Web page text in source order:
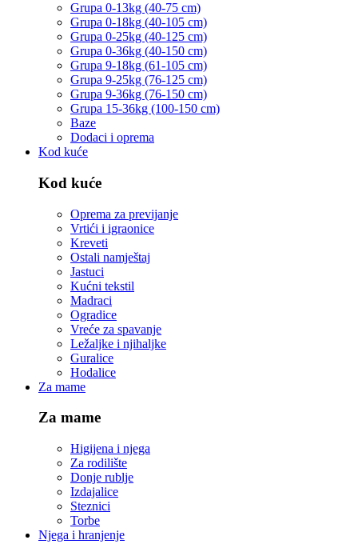
Grupa 0-13kg (40-75 cm)
Grupa 0-18kg (40-105 cm)
Grupa 0-25kg (40-125 cm)
Grupa 0-36kg (40-150 cm)
Grupa 9-18kg (61-105 cm)
Grupa 9-25kg (76-125 cm)
Grupa 9-36kg (76-150 cm)
Grupa 15-36kg (100-150 cm)
Baze
Dodaci i oprema
Kod kuće
Kod kuće
Oprema za previjanje
Vrtići i igraonice
Kreveti
Ostali namještaj
Jastuci
Kućni tekstil
Madraci
Ogradice
Vreće za spavanje
Ležaljke i njihaljke
Guralice
Hodalice
Za mame
Za mame
Higijena i njega
Za rodilište
Donje rublje
Izdajalice
Steznici
Torbe
Njega i hranjenje